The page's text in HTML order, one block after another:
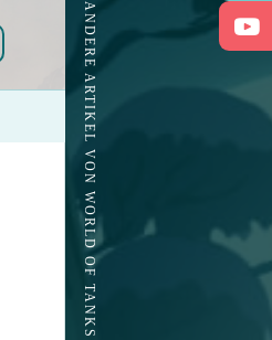
ANDERE ARTIKEL VON WORLD OF TANKS